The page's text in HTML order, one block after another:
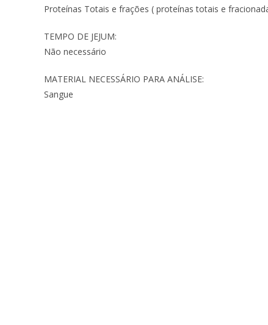
Proteínas Totais e frações ( proteínas totais e
TEMPO DE JEJUM:
Não necessário
MATERIAL NECESSÁRIO PARA ANÁLISE:
Sangue